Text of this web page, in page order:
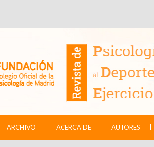
ARCHIVO ACERCA DE AUTORES